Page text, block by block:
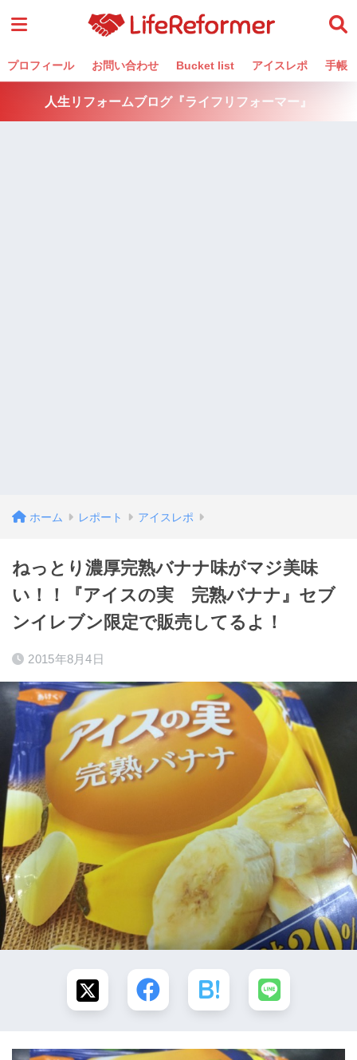
プロフィール お問い合わせ Bucket list アイスレポ 手帳
人生リフォームブログ『ライフリフォーマー』
ホーム レポート アイスレポ
ねっとり濃厚完熟バナナ味がマジ美味
い！！『アイスの実 完熟バナナ』セブ
ンイレブン限定で販売してるよ！
2015年8月4日